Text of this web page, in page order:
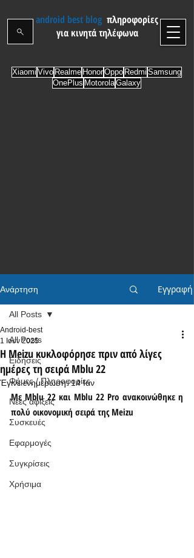
android best blog πληροφορίες
για κινητά τηλέφωνα
Xiaomi Vivo Realme HonorOppo Redmi Samsung
OnePlus MotorolaGalaxy
Ανάρτηση Εγγραφή
All Posts
Ειδήσεις
Φήμες / Πληροφορίες
Νέες αφίξεις
Συσκευές
Εφαρμογές
Συγκρίσεις
Χρήσιμα
All Posts
Η Meizu κυκλοφόρησε πριν από λίγες
ημέρες τη σειρά Mblu 22
Android-best
1 Ιουν 2025
Έγινε ενημέρωση:14 Ιαν
Με Mblu 22 και Mblu 22 Pro ανακοινώθηκε η
πολύ οικονομική σειρά της Meizu